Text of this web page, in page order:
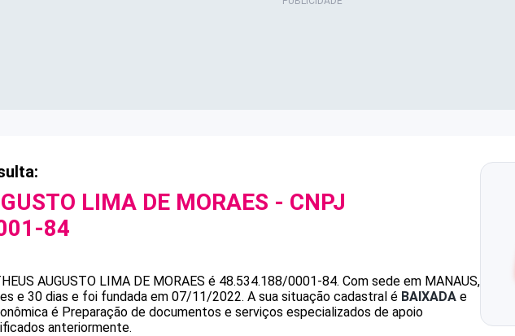
LIMA DE MORAES - CNPJ
84
AUGUSTO LIMA DE MORAES é 48.534.188/0001-84. Com sede em MANAUS,
e 30 dias e foi fundada em 07/11/2022. A sua situação cadastral é BAIXADA e
é Preparação de documentos e serviços especializados de apoio
anteriormente.